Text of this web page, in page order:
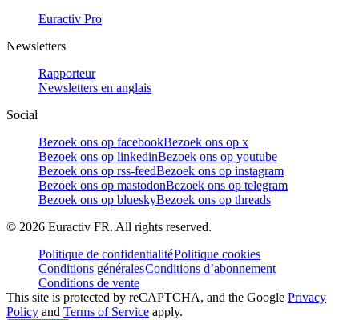
Euractiv Pro
Newsletters
Rapporteur
Newsletters en anglais
Social
Bezoek ons op facebookBezoek ons op x
Bezoek ons op linkedinBezoek ons op youtube
Bezoek ons op rss-feedBezoek ons op instagram
Bezoek ons op mastodonBezoek ons op telegram
Bezoek ons op blueskyBezoek ons op threads
© 2026 Euractiv FR. All rights reserved.
Politique de confidentialitéPolitique cookies
Conditions généralesConditions d’abonnement
Conditions de vente
This site is protected by reCAPTCHA, and the Google Privacy
Policy and Terms of Service apply.